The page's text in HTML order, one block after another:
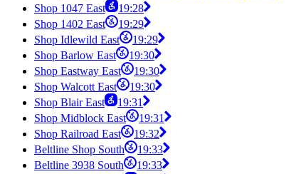
Shop 1047 East
19:28
Shop 1402 East
19:29
Shop Idlewild East
19:29
Shop Barlow East
19:30
Shop Eastway East
19:30
Shop Walcott East
19:30
Shop Blair East
19:31
Shop Midblock East
19:31
Shop Railroad East
19:32
Beltline Shop South
19:33
Beltline 3938 South
19:33